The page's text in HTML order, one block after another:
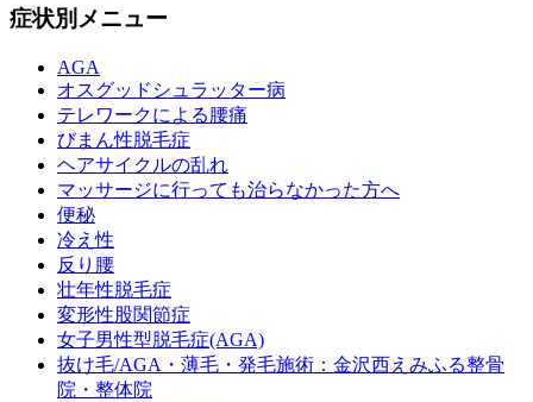
症状別メニュー
AGA
オスグッドシュラッター病
テレワークによる腰痛
びまん性脱毛症
ヘアサイクルの乱れ
マッサージに行っても治らなかった方へ
便秘
冷え性
反り腰
壮年性脱毛症
変形性股関節症
女子男性型脱毛症(AGA)
抜け毛/AGA・薄毛・発毛施術：金沢西えみふる整骨
院・整体院